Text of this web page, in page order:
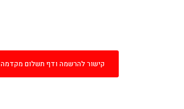
קישור להרשמה ודף תשלום מקדמה